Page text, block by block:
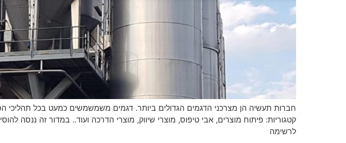
חברות תעשיה הן מצרכני הדגמים הגדולים ביותר. דגמים משמשמשים כמעט בכל תהליכי
קטגוריות: פיתוח מוצרים, אבי טיפוס, מוצרי שיווק, מוצרי הדרכה ועוד.. במדור זה ננסה
לרשימה